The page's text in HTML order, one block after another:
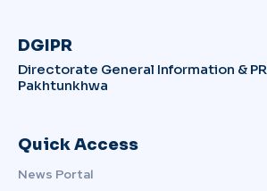
DGIPR
Directorate General Information &
Pakhtunkhwa
Quick Access
News Portal